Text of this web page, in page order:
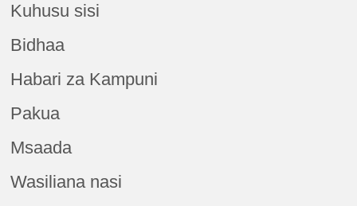
Kuhusu sisi
Bidhaa
Habari za Kampuni
Pakua
Msaada
Wasiliana nasi